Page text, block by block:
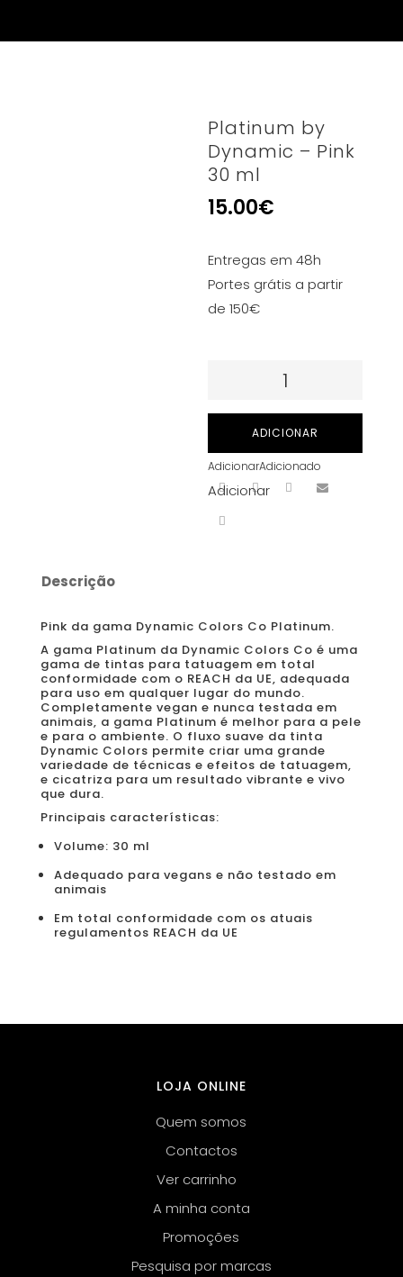
Platinum by
Dynamic – Pink
30 ml
15.00€
Entregas em 48h
Portes grátis a partir
de 150€
Quantidade
Dynamic
-
Pink
ADICIONAR
AdicionarAdicionado
Adicionar
Descrição
Pink da gama Dynamic Colors Co Platinum.
A gama Platinum da Dynamic Colors Co é uma
gama de tintas para tatuagem em total
conformidade com o REACH da UE, adequada
para uso em qualquer lugar do mundo.
Completamente vegan e nunca testada em
animais, a gama Platinum é melhor para a pele
e para o ambiente. O fluxo suave da tinta
Dynamic Colors permite criar uma grande
variedade de técnicas e efeitos de tatuagem,
e cicatriza para um resultado vibrante e vivo
que dura.
Principais características:
Volume: 30 ml
Adequado para vegans e não testado em
animais
Em total conformidade com os atuais
regulamentos REACH da UE
LOJA ONLINE
Quem somos
Contactos
Ver carrinho
A minha conta
Promoções
Pesquisa por marcas